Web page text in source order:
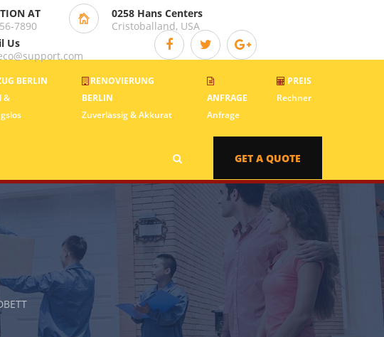
AT
7890
0258 Hans Centers
Cristoballand, USA
Us
BERLIN
&
RENOVIERUNG
BERLIN
Zuverlässig & Akkurat
ANFRAGE
Anfrage
PREIS
Rechner
GET A QUOTE